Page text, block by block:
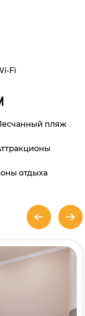
Fi
пляж
отдыха